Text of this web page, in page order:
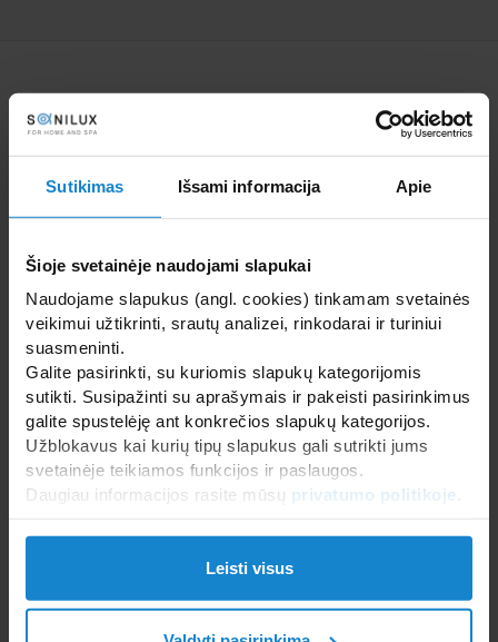
Sutikimas Išsami informacija Apie
Šioje svetainėje naudojami slapukai
Naudojame slapukus (angl. cookies) tinkamam svetainės
veikimui užtikrinti, srautų analizei, rinkodarai ir turiniui
suasmeninti.
Galite pasirinkti, su kuriomis slapukų kategorijomis
sutikti. Susipažinti su aprašymais ir pakeisti pasirinkimus
galite spustelėję ant konkrečios slapukų kategorijos.
Užblokavus kai kurių tipų slapukus gali sutrikti jums
svetainėje teikiamos funkcijos ir paslaugos.
Daugiau informacijos rasite mūsų privatumo politikoje
Leisti visus